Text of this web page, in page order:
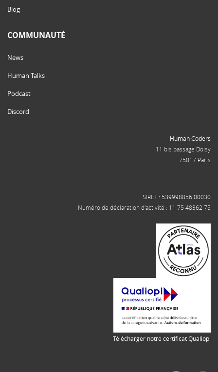
Blog
COMMUNAUTÉ
News
Human Talks
Podcast
Discord
Human Coders
11 bis passage Doisy
75017 Paris
SIRET : 539998856 00030
Numéro de déclaration d'activité : 11 75 48362 75
Télécharger notre certificat Qualiopi